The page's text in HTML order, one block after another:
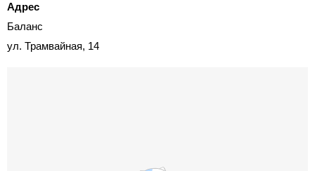
Адрес
Баланс
ул. Трамвайная, 14